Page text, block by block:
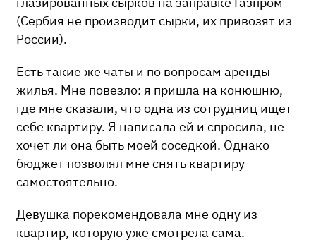
(Сербия не производит сырки, их привозят из
России).
Есть такие же чаты и по вопросам аренды
жилья. Мне повезло: я пришла на конюшню,
где мне сказали, что одна из сотрудниц ищет
себе квартиру. Я написала ей и спросила, не
хочет ли она быть моей соседкой. Однако
бюджет позволял мне снять квартиру
самостоятельно.
Девушка порекомендовала мне одну из
квартир, которую уже смотрела сама.